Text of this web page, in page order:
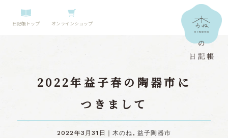
日記帳トップ オンラインショップ
2022年益子春の陶器市に
つきまして
2022年3月31日｜ 木のね ,益子陶器市